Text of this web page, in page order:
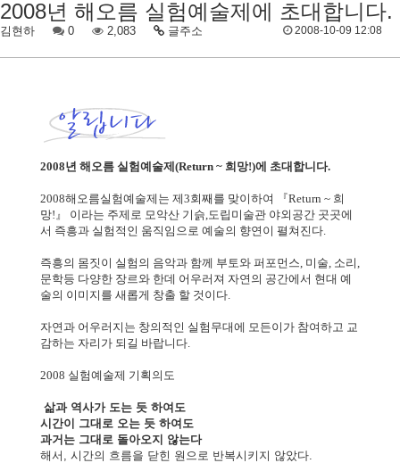
2008년 해오름 실험예술제에 초대합니다.
김현하 0 2,083 글주소 2008-10-09 12:08
2008년 해오름 실험예술제(Return ~ 희망!)에 초대합니다.
2008해오름실험예술제는 제3회째를 맞이하여 『Return ~ 희
망!』 이라는 주제로 모악산 기슭,도립미술관 야외공간 곳곳에
서 즉흥과 실험적인 움직임으로 예술의 향연이 펼쳐진다.
즉흥의 몸짓이 실험의 음악과 함께 부토와 퍼포먼스, 미술, 소리,
문학등 다양한 장르와 한데 어우러져 자연의 공간에서 현대 예
술의 이미지를 새롭게 창출 할 것이다.
자연과 어우러지는 창의적인 실험무대에 모든이가 참여하고 교
감하는 자리가 되길 바랍니다.
2008 실험예술제 기획의도
삶과 역사가 도는 듯 하여도
시간이 그대로 오는 듯 하여도
과거는 그대로 돌아오지 않는다
해서, 시간의 흐름을 닫힌 원으로 반복시키지 않았다.